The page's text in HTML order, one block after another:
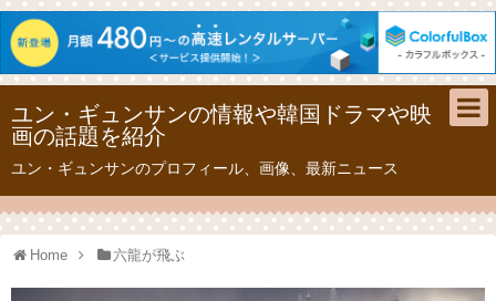
ユン・ギュンサンの情報や韓国ドラマや映
画の話題を紹介
ユン・ギュンサンのプロフィール、画像、最新ニュース
Home 六龍が飛ぶ